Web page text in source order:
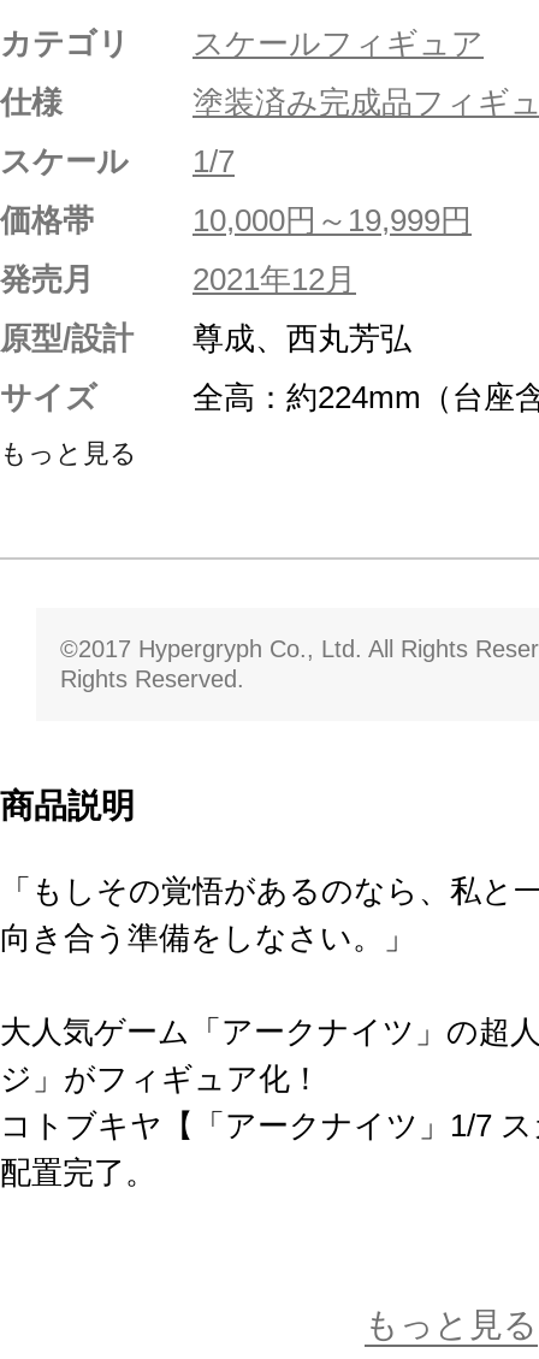
カテゴリ
スケールフィギュア
仕様
塗装済み完成品フィギ
スケール
1/7
価格帯
10,000円～19,999円
発売月
2021年12月
原型/設計
尊成、西丸芳弘
サイズ
全高：約224mm（台座
もっと見る
©2017 Hypergryph Co., Ltd. All Rights
Rights Reserved.
商品説明
「もしその覚悟があるのなら、私と
向き合う準備をしなさい。」
大人気ゲーム「アークナイツ」の超
ジ」がフィギュア化！
コトブキヤ【「アークナイツ」1/7
配置完了。
もっと見る